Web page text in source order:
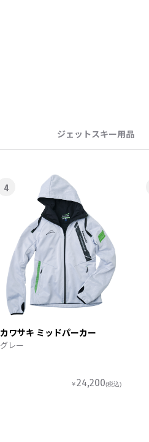
ジェットスキー用品
4
カワサキ ミッドパーカー
グレー
￥24,200(税込)